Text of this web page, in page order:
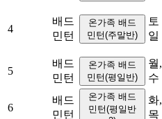
4
배드
민턴
온가족 배드
민턴(주말반)
토
일
5
배드
민턴
온가족 배드
민턴(평일반)
월,
수
6
배드
민턴
온가족 배드
민턴(평일반
화,
목